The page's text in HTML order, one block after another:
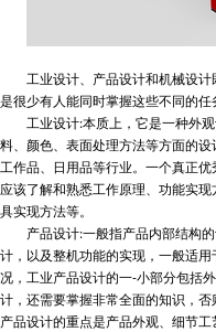
工业设计、产品设计和机械设计
是很少有人能同时掌握这些不同的任
工业设计:本质上，它是一种外观
料、颜色、表面处理方法等方面的
工作品、日用品等行业。一个真正
应该了解和熟悉工作原理、功能实
具实现方法等。
产品设计:一般指产品内部结构的
计，以及整机功能的实现，一般适
况，工业产品设计的一-小部分包括
计，还需要掌握非常全面的知识，否
产品设计的重点是产品外观、细节